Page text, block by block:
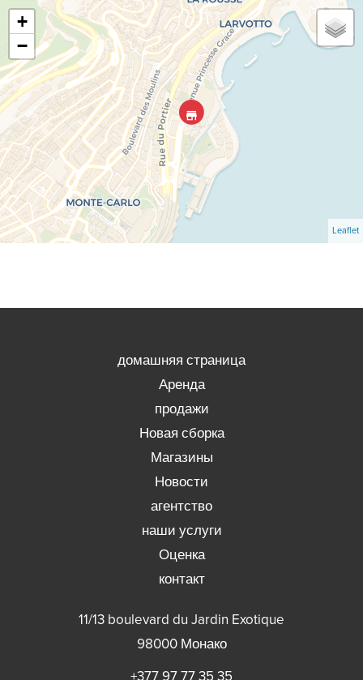
+
−
Leaflet
домашняя страница
Аренда
продажи
Новая сборка
Магазины
Новости
агентство
наши услуги
Оценка
контакт
11/13 boulevard du Jardin Exotique
98000Монако
+377 97 77 35 35